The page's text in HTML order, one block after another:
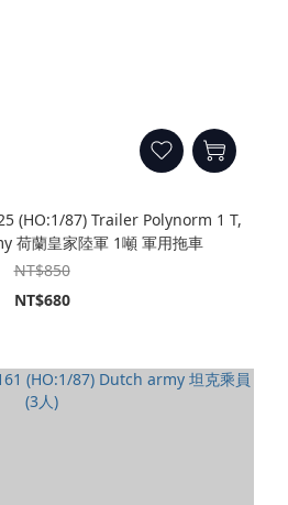
(HO:1/87) Trailer Polynorm 1 T,
荷蘭皇家陸軍 1噸 軍用拖車
NT$850
NT$680